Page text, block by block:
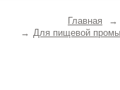
Главная
Для пищевой